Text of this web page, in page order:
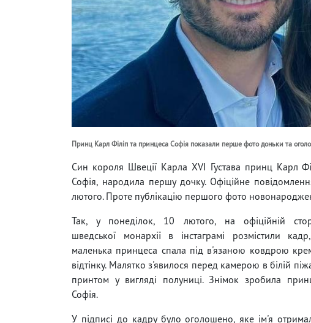
Принц Карл Філіп та принцеса Софія показали перше фото доньки та
Син короля Швеції Карла XVI Густава принц Карл
Софія, народила першу дочку. Офіційне
лютого. Проте публікацію першого фото
Так, у понеділок, 10 лютого, на офіційній
шведської монархії в інстаграмі розмістили
маленька принцеса спала під в'язаною ковдрою
відтінку. Малятко з'явилося перед камерою в білій
принтом у вигляді полуниці. Знімок зробила
Софія.
У підписі до кадру було оголошено, яке ім'я